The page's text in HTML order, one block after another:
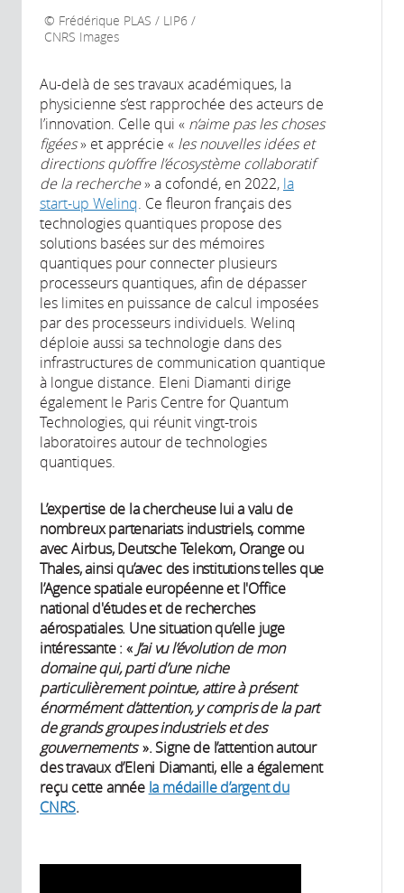
Frédérique PLAS / LIP6 /
CNRS Images
Au-delà de ses travaux académiques, la
physicienne s’est rapprochée des acteurs de
l’innovation. Celle qui « n’aime pas les choses
figées» et apprécie « les nouvelles idées et
directions qu’offre l’écosystème collaboratif
de la recherche» a cofondé, en 2022, la
start-up Welinq. Ce fleuron français des
technologies quantiques propose des
solutions basées sur des mémoires
quantiques pour connecter plusieurs
processeurs quantiques, afin de dépasser
les limites en puissance de calcul imposées
par des processeurs individuels. Welinq
déploie aussi sa technologie dans des
infrastructures de communication quantique
à longue distance. Eleni Diamanti dirige
également le Paris Centre for Quantum
Technologies, qui réunit vingt-trois
laboratoires autour de technologies
quantiques.
L’expertise de la chercheuse lui a valu de
nombreux partenariats industriels, comme
avec Airbus, Deutsche Telekom, Orange ou
Thales, ainsi qu’avec des institutions telles que
l’Agence spatiale européenne et l'Office
national d'études et de recherches
aérospatiales. Une situation qu’elle juge
intéressante : « J’ai vu l’évolution de mon
domaine qui, parti d’une niche
particulièrement pointue, attire à présent
énormément d’attention, y compris de la part
de grands groupes industriels et des
gouvernements». Signe de l’attention autour
des travaux d’Eleni Diamanti, elle a également
reçu cette année la médaille d’argent du
CNRS.